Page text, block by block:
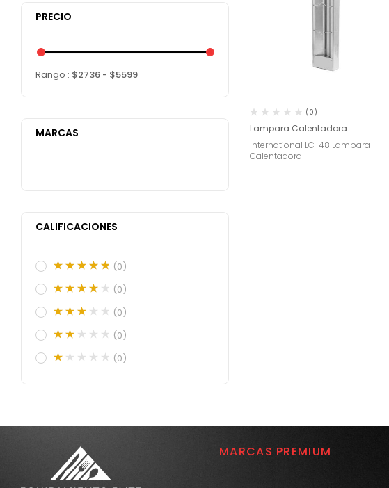
PRECIO
Rango : $2736 - $5599
MARCAS
CALIFICACIONES
(0)
(0)
(0)
(0)
(0)
(0)
Lampara Calentadora
International LC-48 Lampara
Calentadora
MARCAS PREMIUM